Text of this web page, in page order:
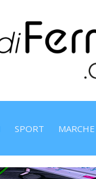
SPORT MARCHE